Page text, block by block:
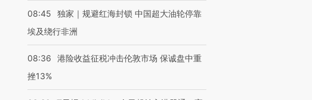
08:45
独家｜规避红海封锁 中国超大油轮停靠
埃及绕行非洲
08:36
港险收益征税冲击伦敦市场 保诚盘中重
挫13%